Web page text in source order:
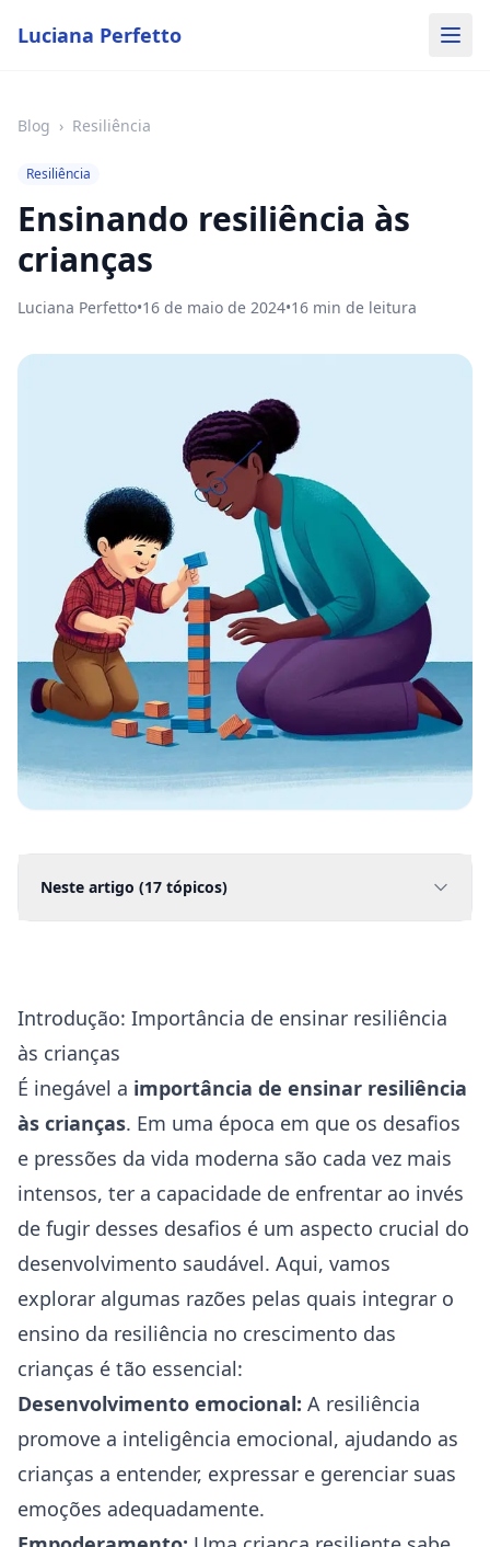
Luciana Perfetto
Blog › Resiliência
Resiliência
Ensinando resiliência às
crianças
Luciana Perfetto•16 de maio de 2024•16 min de leitura
Neste artigo (17 tópicos)
Introdução: Importância de ensinar resiliência
às crianças
É inegável a importância de ensinar resiliência
às crianças. Em uma época em que os desafios
e pressões da vida moderna são cada vez mais
intensos, ter a capacidade de enfrentar ao invés
de fugir desses desafios é um aspecto crucial do
desenvolvimento saudável. Aqui, vamos
explorar algumas razões pelas quais integrar o
ensino da resiliência no crescimento das
crianças é tão essencial:
Desenvolvimento emocional: A resiliência
promove a inteligência emocional, ajudando as
crianças a entender, expressar e gerenciar suas
emoções adequadamente.